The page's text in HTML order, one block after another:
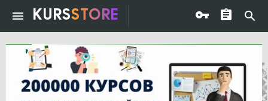
KURSSTORE